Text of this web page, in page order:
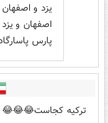
یزد و
اصفهان و
پارس
ترکیه کجاست😂😂😂